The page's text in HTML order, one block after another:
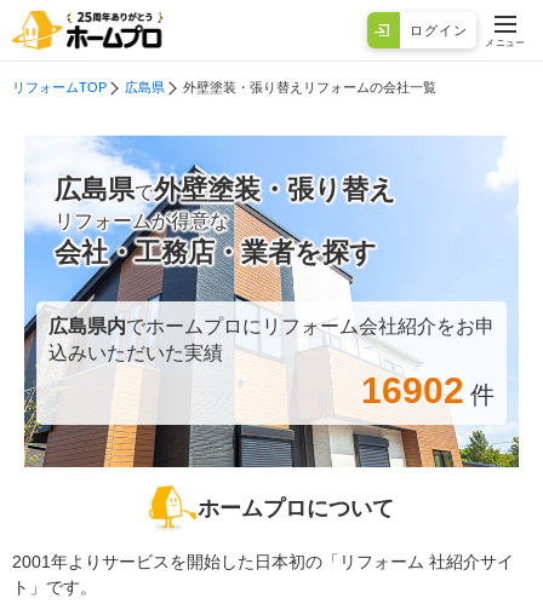
ログイン
メニュー
リフォームTOP 広島県 外壁塗装・張り替えリフォームの会社一覧
広島県で外壁塗装・張り替え
リフォームが得意な
会社・工務店・業者を探す
広島県内でホームプロにリフォーム会社紹介をお申
込みいただいた実績
16902 件
ホームプロについて
2001年よりサービスを開始した日本初の「リフォーム 社紹介サイ
ト」です。